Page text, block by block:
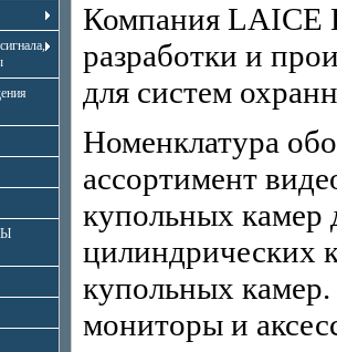
Компания LAICE
разработки и
для систем
Номенклатура
ассортимент
купольных камер
цилиндриче­ских
купольных
мониторы и